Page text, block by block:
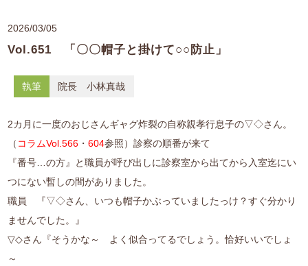
2026/03/05
Vol.651 「〇〇帽子と掛けて○○防止」
執筆 院長 小林真哉
2カ月に一度のおじさんギャグ炸裂の自称親孝行息子の▽◇さん。
（ コラムVol.566 ・604参照）診察の順番が来て
『番号…の方』と職員が呼び出しに診察室から出てから入室迄にい
つにない暫しの間がありました。
職員 『▽◇さん、いつも帽子かぶっていましたっけ？すぐ分かり
ませんでした。』
▽◇さん『そうかな～ よく似合ってるでしょう。恰好いいでしょ
～